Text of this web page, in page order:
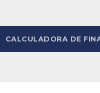
CALCULADORA DE